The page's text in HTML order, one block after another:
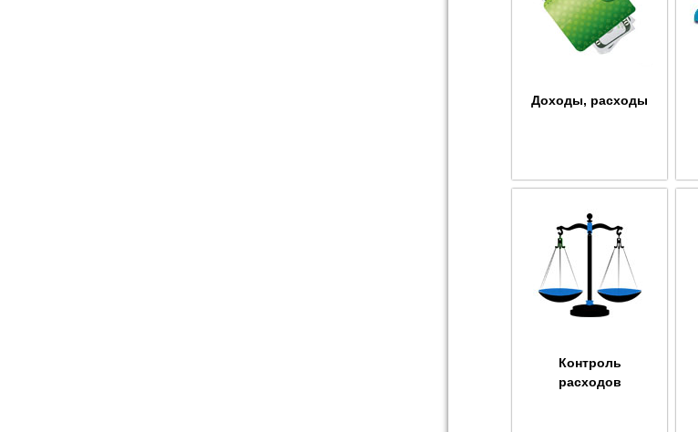
Доходы, расходы
Контроль
расходов